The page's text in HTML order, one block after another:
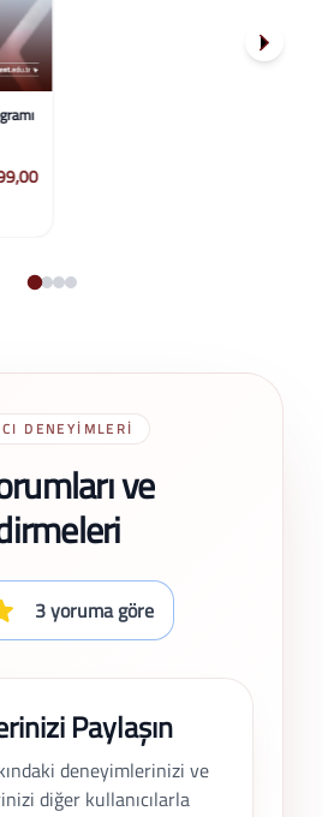
DENEYIMLERI
ve
3 yoruma göre
Paylaşın
deneyimlerinizi ve
diğer kullanıcılarla